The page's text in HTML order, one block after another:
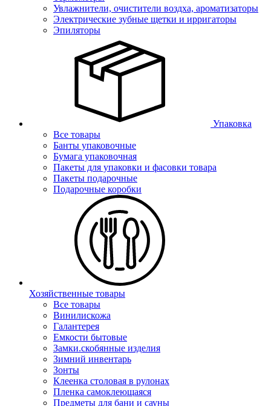
Увлажнители, очистители воздха, ароматизаторы
Электрические зубные щетки и ирригаторы
Эпиляторы
Упаковка
Все товары
Банты упаковочные
Бумага упаковочная
Пакеты для упаковки и фасовки товара
Пакеты подарочные
Подарочные коробки
Хозяйственные товары
Все товары
Винилискожа
Галантерея
Емкости бытовые
Замки.скобянные изделия
Зимний инвентарь
Зонты
Клеенка столовая в рулонах
Пленка самоклеющаяся
Предметы для бани и сауны